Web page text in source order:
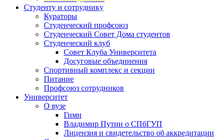
Студенту и сотруднику
Кураторы
Студенческий профсоюз
Студенческий Совет Дома студентов
Студенческий клуб
Совет Клуба Университета
Досуговые объединения
Спортивный комплекс и секции
Питание
Профсоюз сотрудников
Университет
О вузе
Гимн
Владимир Путин о СПбГУП
Лицензия и свидетельство об аккредитации